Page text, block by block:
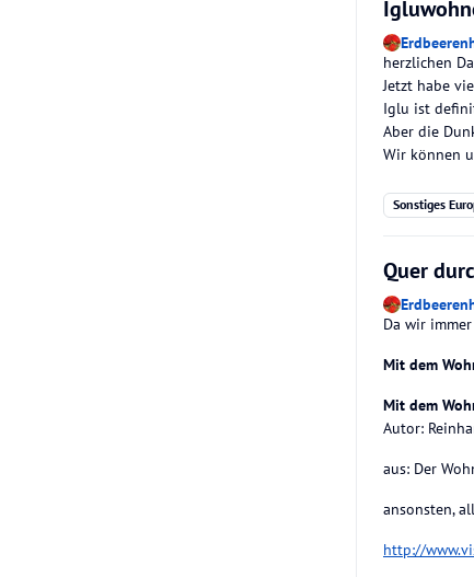
herzlichen
Jetzt habe
Iglu ist
Aber die
Wir können
Sonstiges
Quer
Da wir
Mit dem
Mit dem
Autor:
aus: Der
ansonsten,
http://